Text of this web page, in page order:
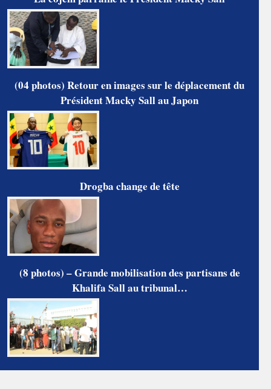
(04 photos) Retour en images sur le déplacement du
Président Macky Sall au Japon
Drogba change de tête
(8 photos) – Grande mobilisation des partisans de
Khalifa Sall au tribunal…